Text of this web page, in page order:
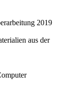
2019
aus der